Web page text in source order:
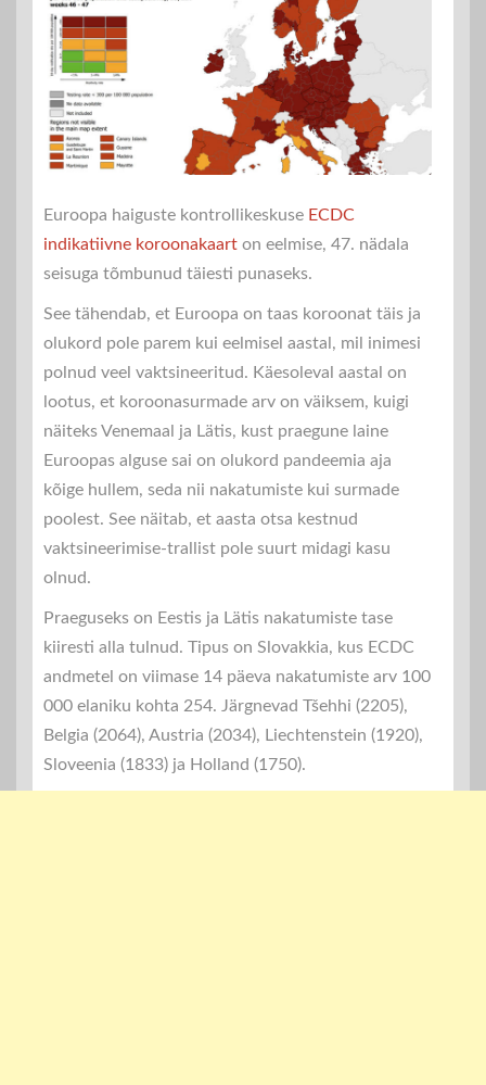
Euroopa haiguste kontrollikeskuse ECDC
indikatiivne koroonakaart on eelmise, 47. nädala
seisuga tõmbunud täiesti punaseks.
See tähendab, et Euroopa on taas koroonat täis ja
olukord pole parem kui eelmisel aastal, mil inimesi
polnud veel vaktsineeritud. Käesoleval aastal on
lootus, et koroonasurmade arv on väiksem, kuigi
näiteks Venemaal ja Lätis, kust praegune laine
Euroopas alguse sai on olukord pandeemia aja
kõige hullem, seda nii nakatumiste kui surmade
poolest. See näitab, et aasta otsa kestnud
vaktsineerimise-trallist pole suurt midagi kasu
olnud.
Praeguseks on Eestis ja Lätis nakatumiste tase
kiiresti alla tulnud. Tipus on Slovakkia, kus ECDC
andmetel on viimase 14 päeva nakatumiste arv 100
000 elaniku kohta 254. Järgnevad Tšehhi (2205),
Belgia (2064), Austria (2034), Liechtenstein (1920),
Sloveenia (1833) ja Holland (1750).